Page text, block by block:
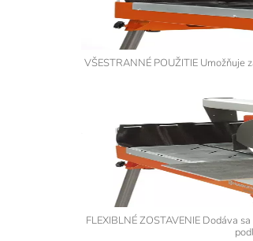
VŠESTRANNÉ POUŽITIE Umožňuje
FLEXIBLNÉ ZOSTAVENIE Dodáva